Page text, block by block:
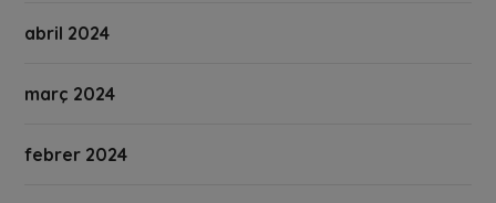
abril 2024
març 2024
febrer 2024